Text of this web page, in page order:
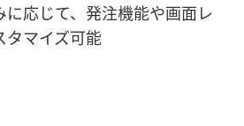
応じて、発注機能や画面レ
タマイズ可能